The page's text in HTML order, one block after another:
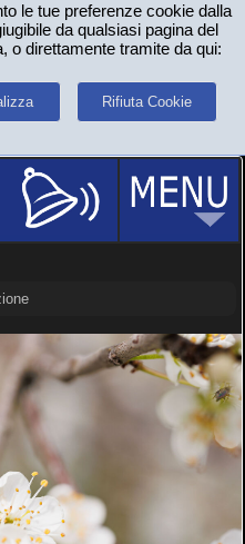
le tue preferenze cookie dalla
da qualsiasi pagina del
o direttamente tramite da qui:
Rifiuta Cookie